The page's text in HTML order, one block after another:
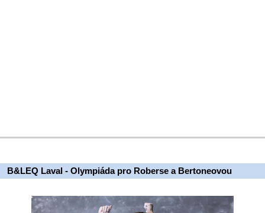
B&LEQ Laval - Olympiáda pro Roberse a Bertoneovou